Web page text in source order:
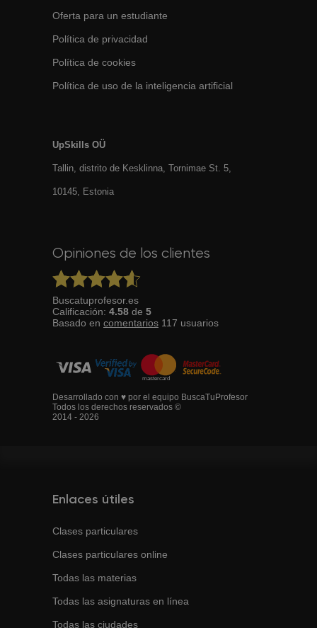
Oferta para un estudiante
Política de privacidad
Política de cookies
Política de uso de la inteligencia artificial
UpSkills OÜ
Tallin, distrito de Kesklinna, Tornimаe St. 5,
10145, Estonia
Opiniones de los clientes
Buscatuprofesor.es
Calificación: 4.58 de 5
Basado en comentarios 117 usuarios
Desarrollado con ♥ por el equipo BuscaTuProfesor
Todos los derechos reservados ©
2014 - 2026
Enlaces útiles
Clases particulares
Clases particulares online
Todas las materias
Todas las asignaturas en línea
Todas las ciudades